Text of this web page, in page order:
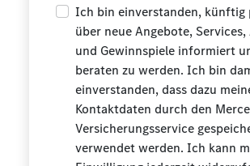
Ich bin einverstanden, künftig
über neue Angebote,
und Gewinnspiele informiert
beraten zu werden. Ich bin
einverstanden, dass dazu
Kontaktdaten durch den
Versicherungsservice
verwendet werden. Ich kann